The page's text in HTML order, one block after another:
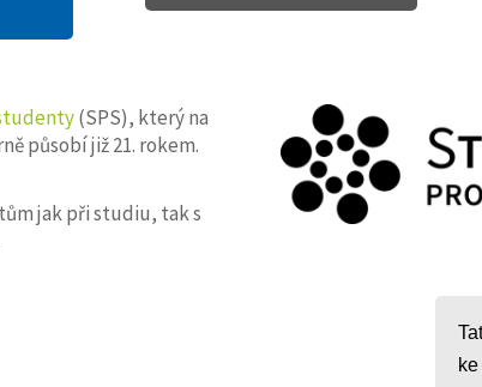
(SPS), který na
působí již21. rokem.
jak při studiu, tak s